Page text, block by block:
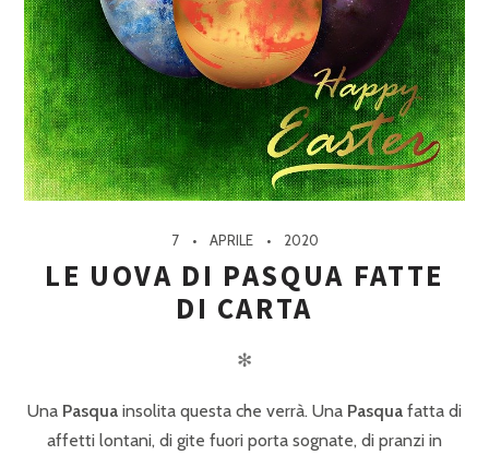
7 APRILE 2020
LE UOVA DI PASQUA FATTE
DI CARTA
✻
Una Pasqua insolita questa che verrà. Una Pasqua fatta di
affetti lontani, di gite fuori porta sognate, di pranzi in